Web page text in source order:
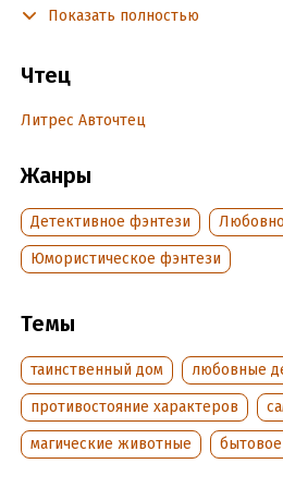
постоянно вставляет мне палки в
Подробная информация
Дата написания:20 марта 2025
Дата поступления:
Показать полностью
Чтец
Литрес Авточтец
Жанры
Детективное фэнтези
Юмористическое фэнтези
Темы
таинственный дом
любовные
противостояние характеров
магические животные